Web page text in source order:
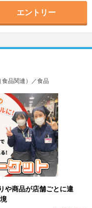
エントリー
品関連）／食品
や商品が店舗ごとに違